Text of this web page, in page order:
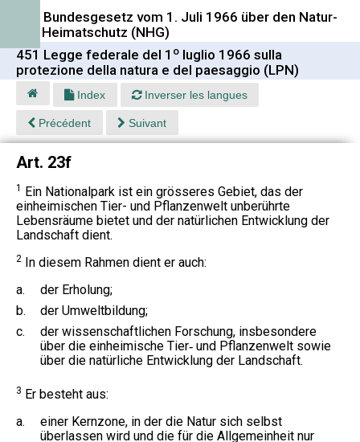
451 Bundesgesetz vom 1. Juli 1966 über den Natur-
und Heimatschutz (NHG)
451 Legge federale del 1 o luglio 1966 sulla
protezione della natura e del paesaggio (LPN)
Index Inverser les langues
Précédent Suivant
Art. 23f
1 Ein Nationalpark ist ein grösseres Gebiet, das der
einheimischen Tier- und Pflanzenwelt unberührte
Lebensräume bietet und der natürlichen Entwicklung der
Landschaft dient.
2 In diesem Rahmen dient er auch:
a.
der Erholung;
b.
der Umweltbildung;
c.
der wissenschaftlichen Forschung, insbesondere
über die einheimische Tier‑ und Pflanzenwelt sowie
über die natürliche Entwicklung der Landschaft.
3 Er besteht aus:
a.
einer Kernzone, in der die Natur sich selbst
überlassen wird und die für die Allgemeinheit nur